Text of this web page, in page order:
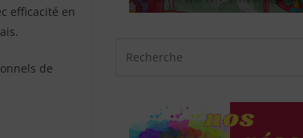
efficacité en
de